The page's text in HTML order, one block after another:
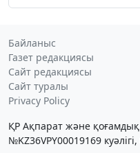
Байланыс
Газет редакциясы
Сайт редакциясы
Сайт туралы
Privacy Policy
ҚР Ақпарат және қоғамдық
№KZ36VPY00019169